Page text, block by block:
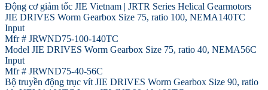
Động cơ giảm tốc JIE Vietnam | JRTR Series Helical Gearmotors
JIE DRIVES Worm Gearbox Size 75, ratio 100, NEMA140TC
Input
Mfr # JRWND75-100-140TC
Model JIE DRIVES Worm Gearbox Size 75, ratio 40, NEMA56C
Input
Mfr # JRWND75-40-56C
Bộ truyền động trục vít JIE DRIVES Worm Gearbox Size 90, ratio